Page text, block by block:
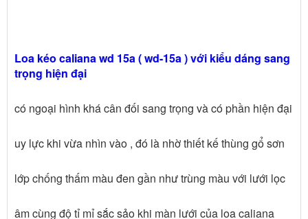
Loa kéo caliana wd 15a ( wd-15a ) với kiểu dáng sang
trọng hiện đại
có ngoại hình khá cân đối sang trọng và có phần hiện đại
uy lực khi vừa nhìn vào , đó là nhờ thiết kế thùng gổ sơn
lớp chống thấm màu đen gần như trùng màu với lưới lọc
âm cùng độ tỉ mỉ sắc sảo khi màn lưới của loa caliana